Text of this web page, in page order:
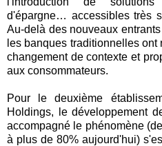
d'épargne… accessibles très
Au-delà des nouveaux
les banques traditionnelles
changement de contexte et
aux consommateurs.
Pour le deuxième
Holdings, le développement
accompagné le phénomène
à plus de 80% aujourd'hui)